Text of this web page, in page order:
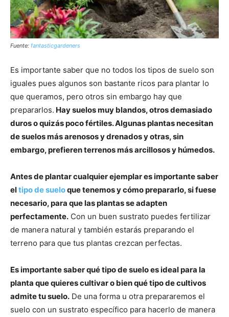
Fuente: fantasticgardeners
Es importante saber que no todos los tipos de suelo son
iguales pues algunos son bastante ricos para plantar lo
que queramos, pero otros sin embargo hay que
prepararlos. Hay suelos muy blandos, otros demasiado
duros o quizás poco fértiles. Algunas plantas necesitan
de suelos más arenosos y drenados y otras, sin
embargo, prefieren terrenos más arcillosos y húmedos.
Antes de plantar cualquier ejemplar es importante saber
eltipo de sueloque tenemos y cómo prepararlo, si fuese
necesario, para que las plantas se adapten
perfectamente. Con un buen sustrato puedes fertilizar
de manera natural y también estarás preparando el
terreno para que tus plantas crezcan perfectas.
Es importante saber qué tipo de suelo es ideal para la
planta que quieres cultivar o bien qué tipo de cultivos
admite tu suelo. De una forma u otra prepararemos el
suelo con un sustrato específico para hacerlo de manera